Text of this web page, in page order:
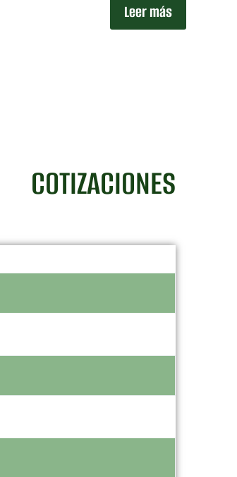
Leer más
COTIZACIONES